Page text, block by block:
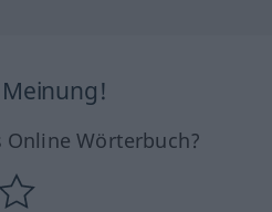
Meinung!
Wörterbuch?